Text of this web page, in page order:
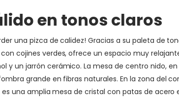
en tonos claros
una pizca de calidez! Gracias a su paleta de
cojines verdes, ofrece un espacio muy
un jarrón cerámico. La mesa de centro nido,
grande en fibras naturales. En la zona del
una amplia mesa de cristal con patas de